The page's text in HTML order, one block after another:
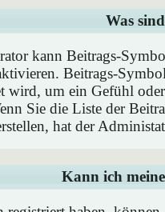
Was
kann Beitrags-
Beitrags-
wird, um ein Gefühl
Sie die Liste der
hat der
Kann ich